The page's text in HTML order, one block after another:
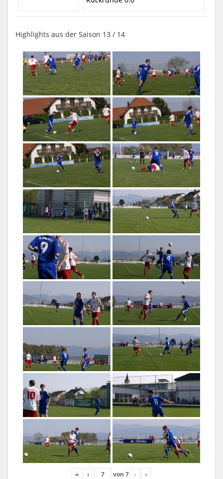
Highlights aus der Saison 13 / 14
« ‹ von 7 › »